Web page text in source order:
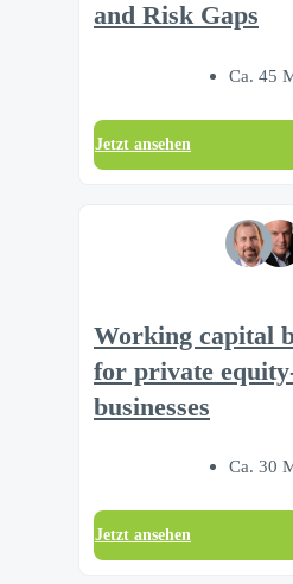
and Risk Gaps
Ca. 45
Jetzt ansehen
Working capital
for private
businesses
Ca. 30
Jetzt ansehen